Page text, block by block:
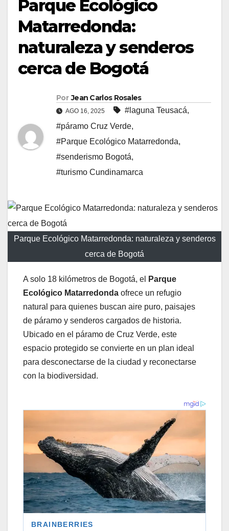
Parque Ecológico
Matarredonda:
naturaleza y senderos
cerca de Bogotá
Por Jean Carlos Rosales
AGO 16, 2025 #laguna Teusacá,
#páramo Cruz Verde,
#Parque Ecológico Matarredonda,
#senderismo Bogotá,
#turismo Cundinamarca
Parque Ecológico Matarredonda: naturaleza y senderos
cerca de Bogotá
A solo 18 kilómetros de Bogotá, el
Parque
Ecológico Matarredonda ofrece un refugio
natural para quienes buscan aire puro, paisajes
de páramo y senderos cargados de historia.
Ubicado en el páramo de Cruz Verde, este
espacio protegido se convierte en un plan ideal
para desconectarse de la ciudad y reconectarse
con la biodiversidad.